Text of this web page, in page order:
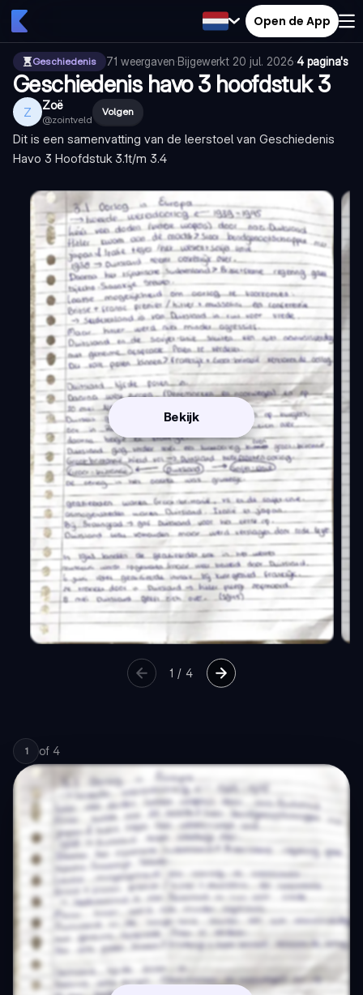
Open de App
Geschiedenis 71 weergaven·Bijgewerkt 20 jul. 2026·4 pagina's
Geschiedenis havo 3 hoofdstuk 3
Z Zoë
@zointveld
Volgen
Dit is een samenvatting van de leerstoel van Geschiedenis
Havo 3 Hoofdstuk 3.1t/m 3.4
Bekijk
1 /4
1 of 4